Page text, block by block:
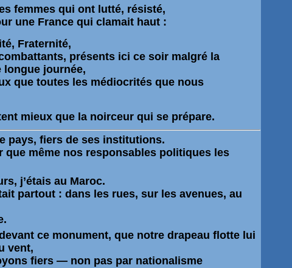
femmes qui ont lutté, résisté,
une France qui clamait haut :
Fraternité,
présents ici ce soir malgré la
longue journée,
que toutes les médiocrités que nous
mieux que la noirceur qui se prépare.
pays, fiers de ses institutions.
que même nos responsables politiques les
j’étais au Maroc.
partout : dans les rues, sur les avenues, au
ce monument, que notre drapeau flotte lui
vent,
fiers — non pas par nationalisme